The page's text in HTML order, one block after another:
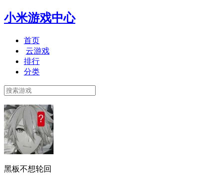
小米游戏中心
首页
云游戏
排行
分类
黑板不想轮回